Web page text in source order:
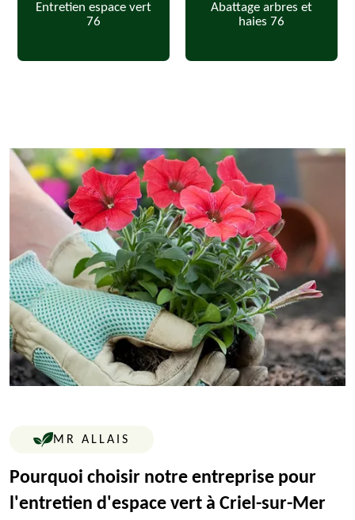
Entretien espace vert
76
Abattage arbres et
haies 76
MR ALLAIS
Pourquoi choisir notre entreprise pour
l'entretien d'espace vert à Criel-sur-Mer